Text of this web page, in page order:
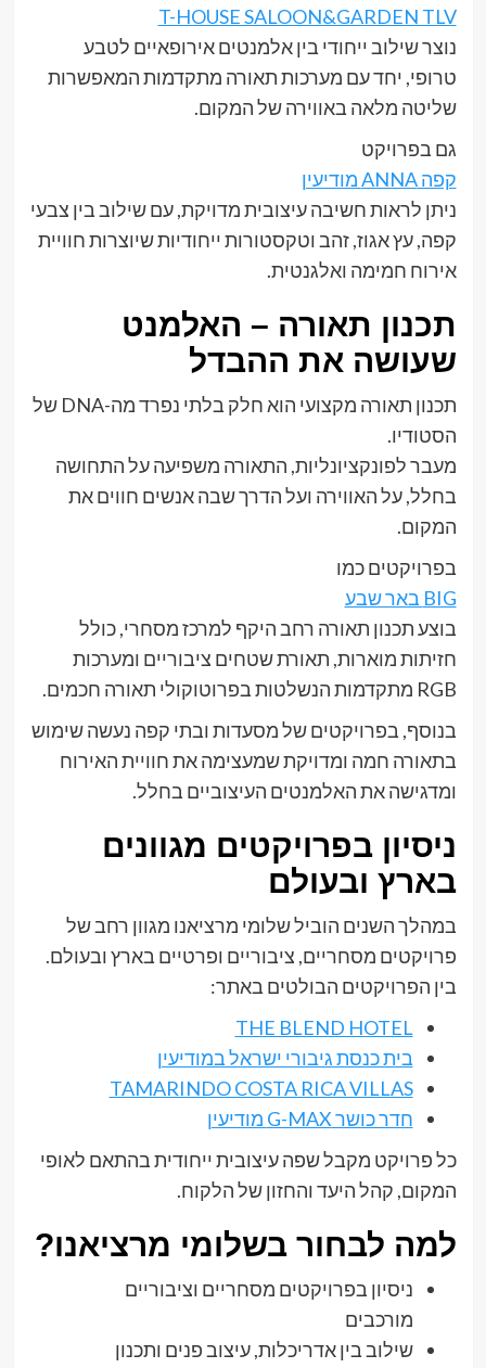
T-HOUSE SALOON&GARDEN TLV
נוצר שילוב ייחודי בין אלמנטים אירופאיים לטבע
טרופי, יחד עם מערכות תאורה מתקדמות המאפשרות
שליטה מלאה באווירה של המקום.
גם בפרויקט
קפה ANNA מודיעין
ניתן לראות חשיבה עיצובית מדויקת, עם שילוב בין צבעי
קפה, עץ אגוז, זהב וטקסטורות ייחודיות שיוצרות חוויית
אירוח חמימה ואלגנטית.
תכנון תאורה – האלמנט
שעושה את ההבדל
תכנון תאורה מקצועי הוא חלק בלתי נפרד מה-DNA של
הסטודיו.
מעבר לפונקציונליות, התאורה משפיעה על התחושה
בחלל, על האווירה ועל הדרך שבה אנשים חווים את
המקום.
בפרויקטים כמו
BIG באר שבע
בוצע תכנון תאורה רחב היקף למרכז מסחרי, כולל
חזיתות מוארות, תאורת שטחים ציבוריים ומערכות
RGB מתקדמות הנשלטות בפרוטוקולי תאורה חכמים.
בנוסף, בפרויקטים של מסעדות ובתי קפה נעשה שימוש
בתאורה חמה ומדויקת שמעצימה את חוויית האירוח
ומדגישה את האלמנטים העיצוביים בחלל.
ניסיון בפרויקטים מגוונים
בארץ ובעולם
במהלך השנים הוביל שלומי מרציאנו מגוון רחב של
פרויקטים מסחריים, ציבוריים ופרטיים בארץ ובעולם.
בין הפרויקטים הבולטים באתר:
THE BLEND HOTEL
בית כנסת גיבורי ישראל במודיעין
TAMARINDO COSTA RICA VILLAS
חדר כושר G-MAX מודיעין
כל פרויקט מקבל שפה עיצובית ייחודית בהתאם לאופי
המקום, קהל היעד והחזון של הלקוח.
למה לבחור בשלומי מרציאנו?
ניסיון בפרויקטים מסחריים וציבוריים
מורכבים
שילוב בין אדריכלות, עיצוב פנים ותכנון